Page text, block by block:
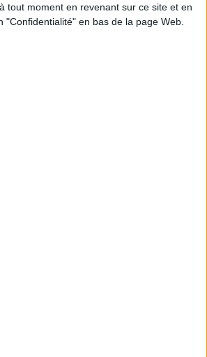
tout moment en revenant sur ce site et en
"Confidentialité" en bas de la page Web.
en direct Voir tout